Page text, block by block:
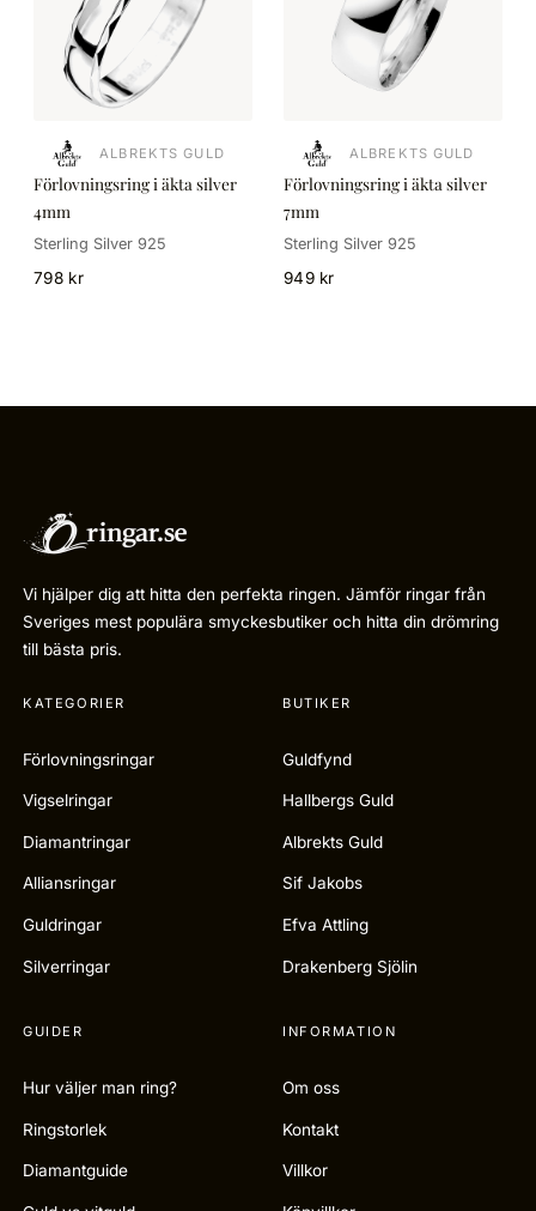
ALBREKTS GULD
Förlovningsring i äkta silver
4mm
Sterling Silver 925
798 kr
ALBREKTS GULD
Förlovningsring i äkta silver
7mm
Sterling Silver 925
949 kr
Vi hjälper dig att hitta den perfekta ringen. Jämför ringar från
Sveriges mest populära smyckesbutiker och hitta din drömring
till bästa pris.
KATEGORIER
Förlovningsringar
Vigselringar
Diamantringar
Alliansringar
Guldringar
Silverringar
BUTIKER
Guldfynd
Hallbergs Guld
Albrekts Guld
Sif Jakobs
Efva Attling
Drakenberg Sjölin
GUIDER
Hur väljer man ring?
Ringstorlek
Diamantguide
INFORMATION
Om oss
Kontakt
Villkor